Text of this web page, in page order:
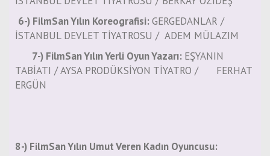
6-) FilmSan Yılın Koreografisi:GERGEDANLAR /
İSTANBUL DEVLET TİYATROSU / ADEM MÜLAZIM
7-) FilmSan Yılın Yerli Oyun Yazarı: EŞYANIN
TABİATI / AYSA PRODÜKSİYON TİYATRO / FERHAT
ERGÜN
8-) FilmSan Yılın Umut Veren Kadın Oyuncusu: